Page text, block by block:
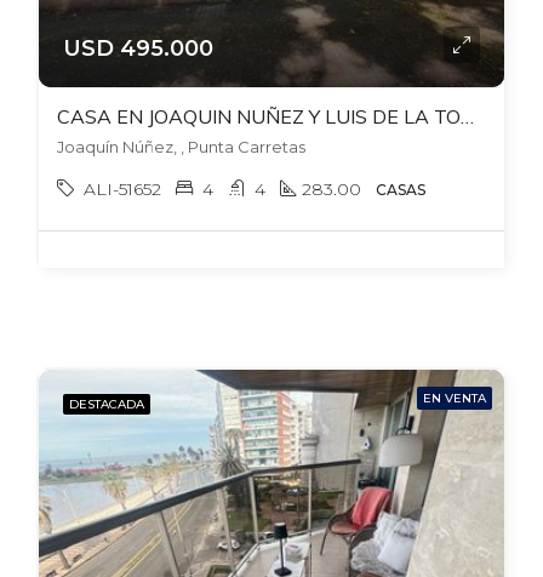
USD 495.000
Joaquín Núñez, , Punta Carretas
ALI-51652 4 4 283.00 CASAS
DESTACADA EN VENTA